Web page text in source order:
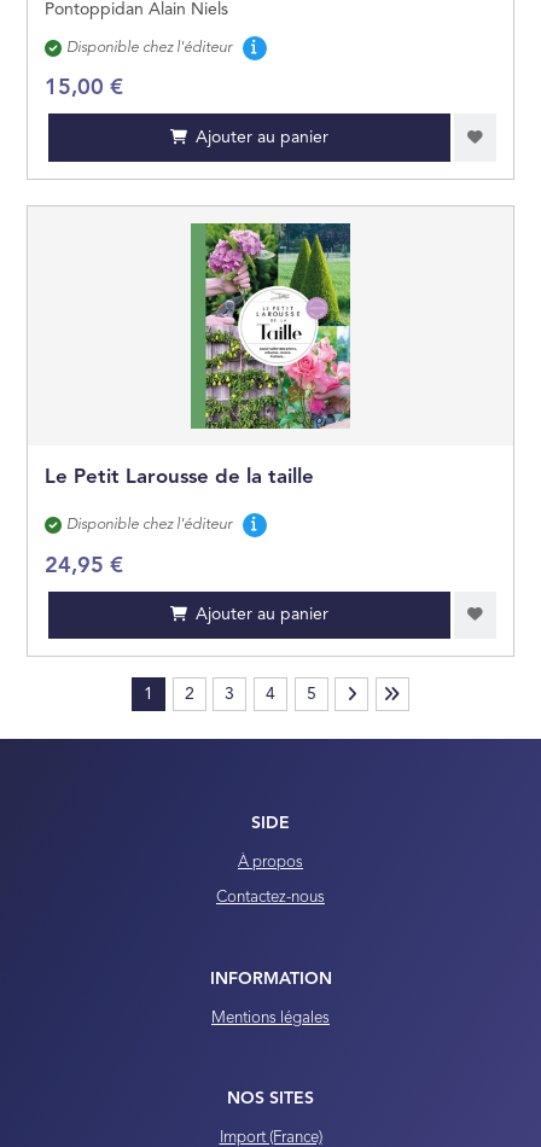
Pontoppidan Alain Niels
Disponibilité
Disponible chez l'éditeur
15,00 €
Ajouter au panier
Le Petit Larousse de la taille
Disponibilité
Disponible chez l'éditeur
24,95 €
Ajouter au panier
1 2 3 4 5
SIDE
À propos
Contactez-nous
INFORMATION
Mentions légales
NOS SITES
Import (France)